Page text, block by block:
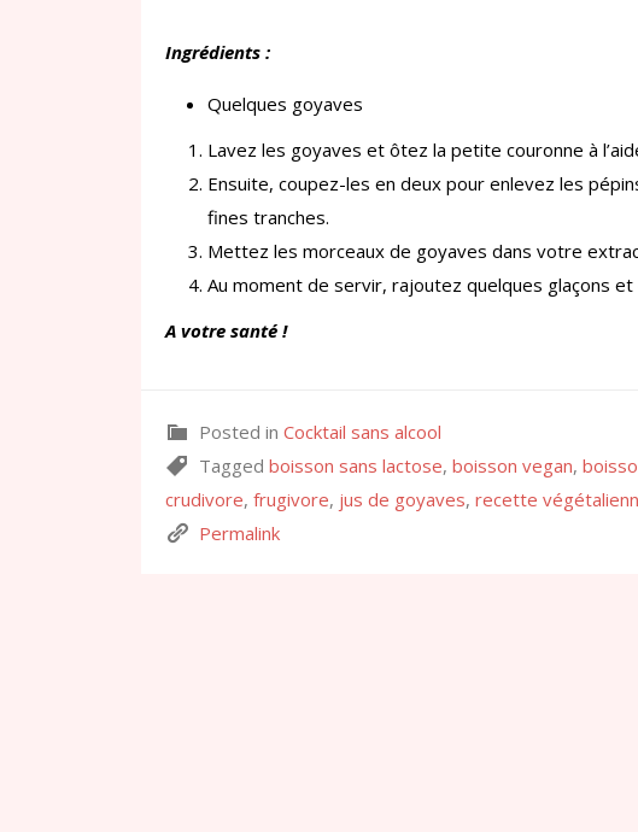
Ingrédients :
Quelques goyaves
Lavez les goyaves et ôtez la petite couronne à
Ensuite, coupez-les en deux pour enlevez les
fines tranches.
Mettez les morceaux de goyaves dans votre
Au moment de servir, rajoutez quelques glaçons
A votre santé !
Posted in Cocktail sans alcool
Tagged boisson sans lactose, boisson vegan,
crudivore, frugivore, jus de goyaves, recette
Permalink